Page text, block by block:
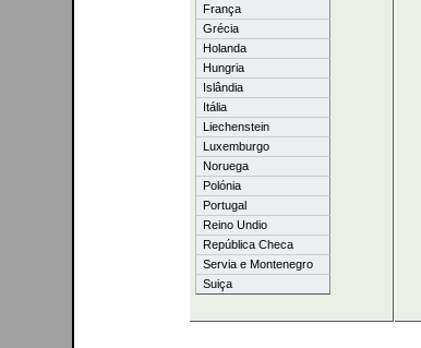
França
Grécia
Holanda
Hungria
Islândia
Itália
Liechenstein
Luxemburgo
Noruega
Polónia
Portugal
Reino Undio
República Checa
Servia e Montenegro
Suiça